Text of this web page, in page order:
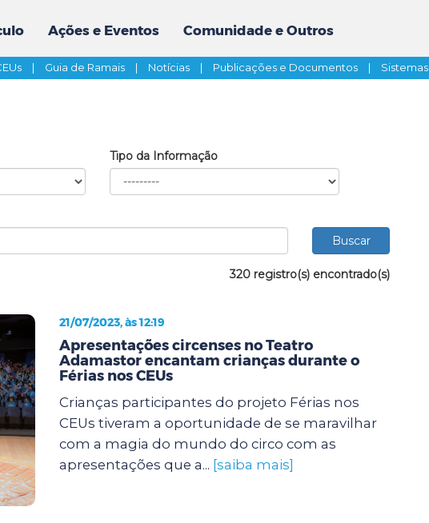
Ações e Eventos Comunidade e Outros
| Guia de Ramais | Notícias | Publicações e Documentos | Sistemas
Tipo da Informação
320 registro(s) encontrado(s)
21/07/2023, às 12:19
Apresentações circenses no Teatro
Adamastor encantam crianças durante o
Férias nos CEUs
Crianças participantes do projeto Férias nos
CEUs tiveram a oportunidade de se maravilhar
com a magia do mundo do circo com as
apresentações que a... [saiba mais]